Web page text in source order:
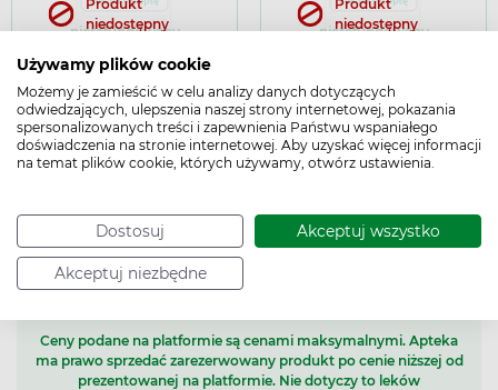
Używamy plików cookie
Możemy je zamieścić w celu analizy danych dotyczących
odwiedzających, ulepszenia naszej strony internetowej, pokazania
spersonalizowanych treści i zapewnienia Państwu wspaniałego
doświadczenia na stronie internetowej. Aby uzyskać więcej informacji
na temat plików cookie, których używamy, otwórz ustawienia.
Dostosuj Akceptuj wszystko
Akceptuj niezbędne
nierefundowany
Produkt
niedostępny
ApoMigra 100 mg, 6
tabletek (import
równoległy Inpharm)
nierefundowany
Produkt
niedostępny
Sumatriptan Medical
Valley 50 mg, 6 tabletek
Ceny podane na platformie są cenami maksymalnymi. Apteka
ma prawo sprzedać zarezerwowany produkt po cenie niższej od
prezentowanej na platformie. Nie dotyczy to leków